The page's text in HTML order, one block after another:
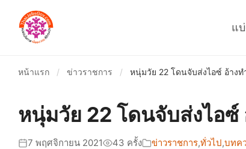
แ
หน้าแรก / ข่าวราชการ / หนุ่มวัย 22 โดนจับส่งไอซ์ อ้าง
หนุ่มวัย 22 โดนจับส่งไอซ์
7 พฤศจิกายน 2021 43 ครั้ง ข่าวราชการ,ทั่วไป,บทค